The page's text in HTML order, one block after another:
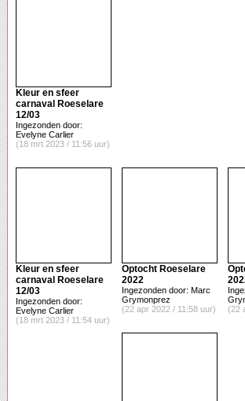
Kleur en sfeer
carnaval Roeselare
12/03
Ingezonden door:
Evelyne Carlier
(18 mrt 2023 / 11:56 uur)
Kleur en sfeer
carnaval Roeselare
12/03
Ingezonden door:
Evelyne Carlier
(18 mrt 2023 / 11:54 uur)
Optocht Roeselare
2022
Ingezonden door: Marc
Grymonprez
(22 apr 2022 / 11:58 uur)
(22